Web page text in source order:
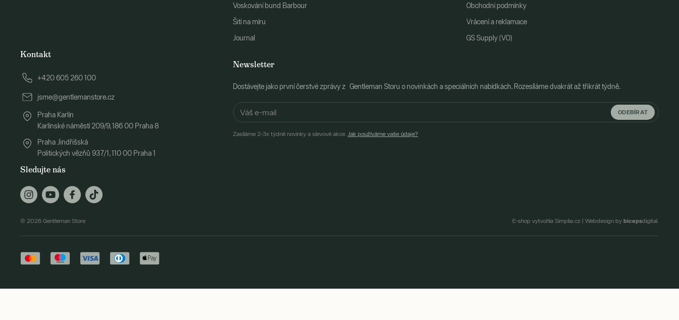
Voskování bund Barbour
Šití na míru
Journal
Obchodní podmínky
Vrácení a reklamace
GS Supply (VO)
Newsletter
Dostávejte jako první čerstvé zprávy z Gentleman Storu o novinkách a speciálních nabídkách. Rozesíláme dvakrát až třikrát týdně.
ODEBÍRAT
Zasíláme 2-3x týdně novinky a slevové akce. Jak používáme vaše údaje?
Kontakt
+420 605 260 100
jsme@gentlemanstore.cz
Praha Karlín
Karlínské náměstí 209/9, 186 00 Praha 8
Praha Jindřišská
Politických vězňů 937/1, 110 00 Praha 1
Sledujte nás
© 2026 Gentleman Store E-shop vytvořila Simplia.cz | Webdesign by bicepsdigital.